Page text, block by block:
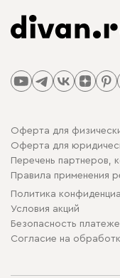
Оферта для
Оферта для
Перечень партнеров,
Правила применения
Политика
Условия акций
Безопасность
Cогласие на